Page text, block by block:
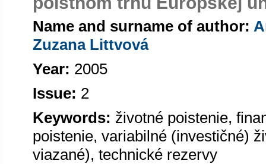
Name and surname of author:
Zuzana Littvová
Year: 2005
Issue: 2
Keywords: životné poistenie,
poistenie, variabilné (investičné)
viazané), technické rezervy